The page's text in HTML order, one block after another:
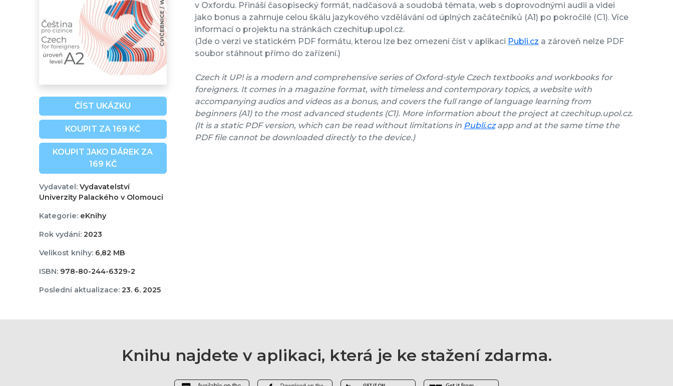
ČÍST UKÁZKU
KOUPIT ZA 169 KČ
KOUPIT JAKO DÁREK ZA
169 KČ
Vydavatel:Vydavatelství
Univerzity Palackého v Olomouci
Kategorie:eKnihy
Rok vydání:2023
Velikost knihy:6,82 MB
ISBN:978-80-244-6329-2
Poslední aktualizace:23. 6. 2025
v Oxfordu. Přináší časopisecký formát, nadčasová a soudobá témata, web s doprovodnými audii a videi
jako bonus a zahrnuje celou škálu jazykového vzdělávání od úplných začátečníků (A1) po pokročilé (C1). Více
informací o projektu na stránkách czechitup.upol.cz.
(Jde o verzi ve statickém PDF formátu, kterou lze bez omezení číst v aplikaci Publi.cz a zároveň nelze PDF
soubor stáhnout přímo do zařízení.)
Czech it UP! is a modern and comprehensive series of Oxford-style Czech textbooks and workbooks for
foreigners. It comes in a magazine format, with timeless and contemporary topics, a website with
accompanying audios and videos as a bonus, and covers the full range of language learning from
beginners (A1) to the most advanced students (C1). More information about the project at czechitup.upol.cz.
(It is a static PDF version, which can be read without limitations in Publi.czapp and at the same time the
PDF file cannot be downloaded directly to the device.)
Knihu najdete v aplikaci, která je ke stažení zdarma.